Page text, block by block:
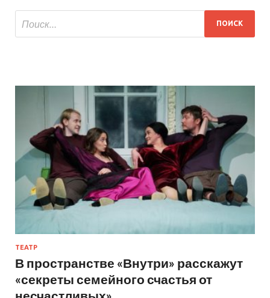
ТЕАТР
В пространстве «Внутри» расскажут
«секреты семейного счастья от